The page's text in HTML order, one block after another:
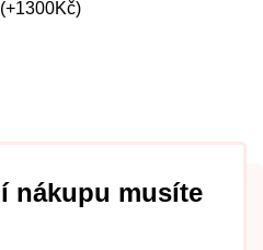
nákupu musíte